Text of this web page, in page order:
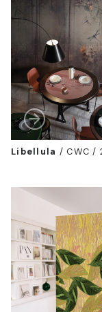
Libellula /CWC /